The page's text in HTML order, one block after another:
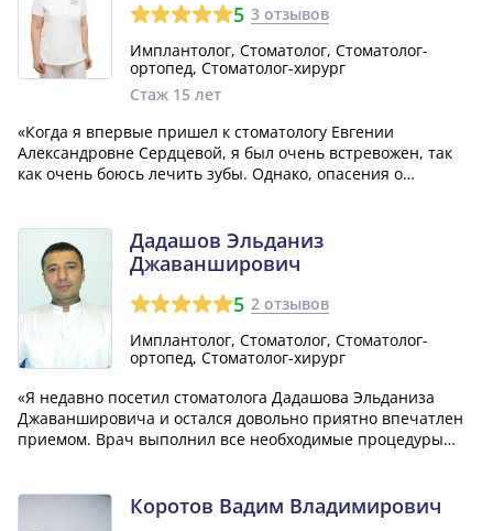
5 3 отзывов
Имплантолог, Стоматолог, Стоматолог-
ортопед, Стоматолог-хирург
Стаж 15 лет
«Когда я впервые пришел к стоматологу Евгении
Александровне Сердцевой, я был очень встревожен, так
как очень боюсь лечить зубы. Однако, опасения о
внимательной. Лечение прошло абсолютно безболезне...»
Дадашов Эльданиз
Джаванширович
5 2 отзывов
Имплантолог, Стоматолог, Стоматолог-
ортопед, Стоматолог-хирург
«Я недавно посетил стоматолога Дадашова Эльданиза
Джаваншировича и остался довольно приятно впечатлен
приемом. Врач выполнил все необходимые процедуры
снова. Спасибо!»Коротов Вадим Владимирович